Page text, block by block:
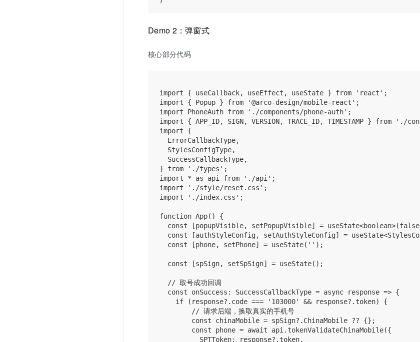
Demo 2：弹窗式
核心部分代码
import { useCallback, useEffect, useState } from 'react';
import { Popup } from '@arco-design/mobile-react';
import PhoneAuth from './components/phone-auth';
import { APP_ID, SIGN, VERSION, TRACE_ID, TIMESTAMP } from './
import {
  ErrorCallbackType,
  StylesConfigType,
  SuccessCallbackType,
} from './types';
import * as api from './api';
import './style/reset.css';
import './index.css';
function App() {
const [popupVisible, setPopupVisible] =
const [authStyleConfig, setAuthStyleConfig] =
  const [phone, setPhone] = useState('');
  const [spSign, setSpSign] = useState();
  // 取号成功回调
  const onSuccess: SuccessCallbackType = async response => {
    if (response?.code === '103000' && response?.token) {
        // 请求后端，换取真实的手机号
        const chinaMobile = spSign?.ChinaMobile ?? {};
        const phone = await api.tokenValidateChinaMobile({
          SPTToken: response?.token,